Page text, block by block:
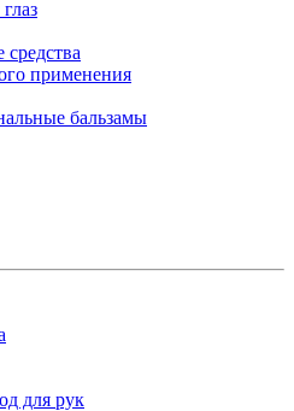
применения
бальзамы
для рук